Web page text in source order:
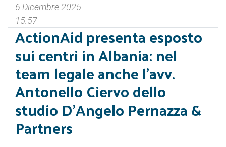
6 Dicembre 2025
15:57
ActionAid presenta esposto
sui centri in Albania: nel
team legale anche l’avv.
Antonello Ciervo dello
studio D’Angelo Pernazza &
Partners